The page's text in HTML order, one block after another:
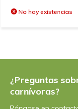
la livraison et
- aucun
PorCatherine
5 / 5
No hay existencias
¿Preguntas
carnívoras?